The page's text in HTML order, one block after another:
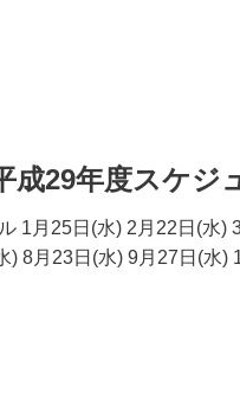
成29年度スケジ
1月25日(水) 2月22日(水)
) 8月23日(水) 9月27日(水)